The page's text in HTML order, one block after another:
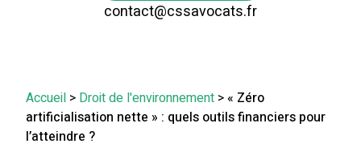
contact@cssavocats.fr
Accueil > Droit de l'environnement >« Zéro
artificialisation nette » : quels outils financiers pour
l’atteindre ?